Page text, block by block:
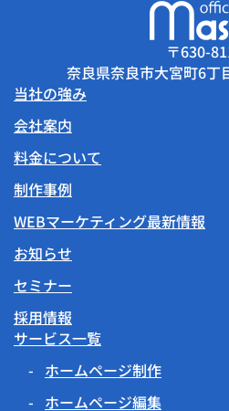
〒630-
奈良県奈良市大宮町6丁
当社の強み
会社案内
料金について
制作事例
WEBマーケティング最新情報
お知らせ
セミナー
採用情報
サービス一覧
ホームページ制作
ホームページ編集